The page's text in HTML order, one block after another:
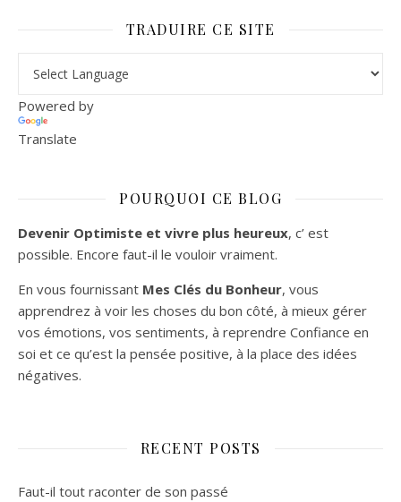
TRADUIRE CE SITE
Powered by
Translate
POURQUOI CE BLOG
Devenir Optimiste et vivre plus heureux, c’ est
possible. Encore faut-il le vouloir vraiment.
En vous fournissant Mes Clés du Bonheur, vous
apprendrez à voir les choses du bon côté, à mieux gérer
vos émotions, vos sentiments, à reprendre Confiance en
soi et ce qu’est la pensée positive, à la place des idées
négatives.
RECENT POSTS
Faut-il tout raconter de son passé